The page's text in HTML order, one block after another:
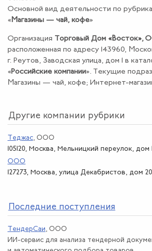
Основной вид деятельности по
« Магазины — чай, кофе»
Организация Торговый Дом «Восток»,
расположенная по адресу 143960,
г. Реутов, Заводская улица, дом 1 в
«Российские компании». Текущие
Магазины — чай, кофе; Интернет-
Другие компании рубрики
Теджас, ООО
105120, Москва, Мельницкий переулок, дом 1
ООО
127273, Москва, улица Декабристов, дом 20,
Последние поступления
ТендерСаи , ООО
ИИ-сервис для анализа тендерной